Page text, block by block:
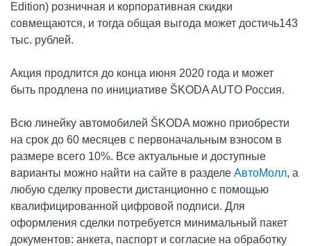
Edition) розничная и корпоративная скидки
совмещаются, и тогда общая выгода может достичь143
тыс. рублей.
Акция продлится до конца июня 2020 года и может
быть продлена по инициативе ŠKODA AUTO Россия.
Всю линейку автомобилей ŠKODA можно приобрести
на срок до 60 месяцев с первоначальным взносом в
размере всего 10%. Все актуальные и доступные
варианты можно найти на сайте в разделе АвтоМолл, а
любую сделку провести дистанционно с помощью
квалифицированной цифровой подписи. Для
оформления сделки потребуется минимальный пакет
документов: анкета, паспорт и согласие на обработку